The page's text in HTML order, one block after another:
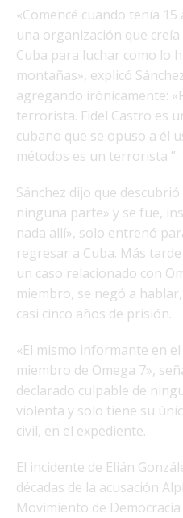
«Comencé cuando tenía
una organización que
Cuba para luchar como lo
montañas», explicó
agregando irónicamente:
terrorista. Fidel Castro es
cubano que se opuso a él
métodos es un terrorista ”.
Sánchez dijo que
ninguna parte» y se fue,
nada allí», solo entrenó
regresar a Cuba. Más
un caso relacionado con
miembro, se negó a
casi cinco años de prisión.
«El mismo informante en
miembro de Omega 7»,
declarado culpable de
violenta y solo tiene su
civil, en el expediente.
El incidente de Elián
décadas de la acusación
Movimiento de